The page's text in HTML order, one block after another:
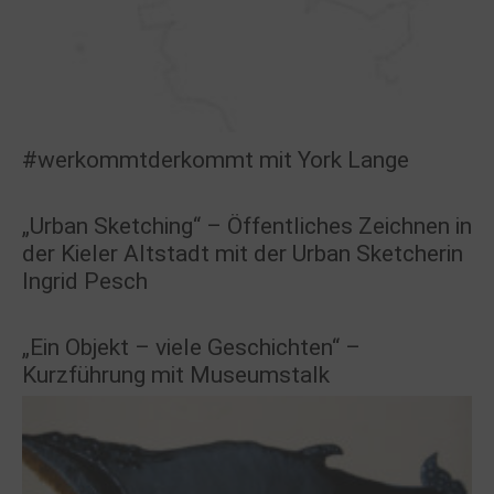
#werkommtderkommt mit York Lange
„Urban Sketching“ – Öffentliches Zeichnen in
der Kieler Altstadt mit der Urban Sketcherin
Ingrid Pesch
„Ein Objekt – viele Geschichten“ –
Kurzführung mit Museumstalk